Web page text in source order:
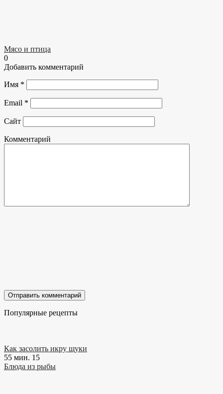
Мясо и птица
0
Добавить комментарий
Имя *
Email *
Сайт
Комментарий
Популярные рецепты
Как засолить икру щуки
55 мин. 15
Блюда из рыбы